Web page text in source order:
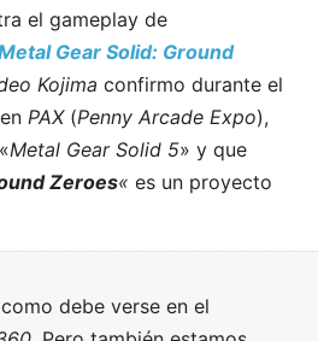
el gameplay de
Gear Solid: Ground
Kojima confirmo durante el
PAX(Penny Arcade Expo),
Metal Gear Solid 5» y que
Zeroes« es un proyecto
debe verse en el